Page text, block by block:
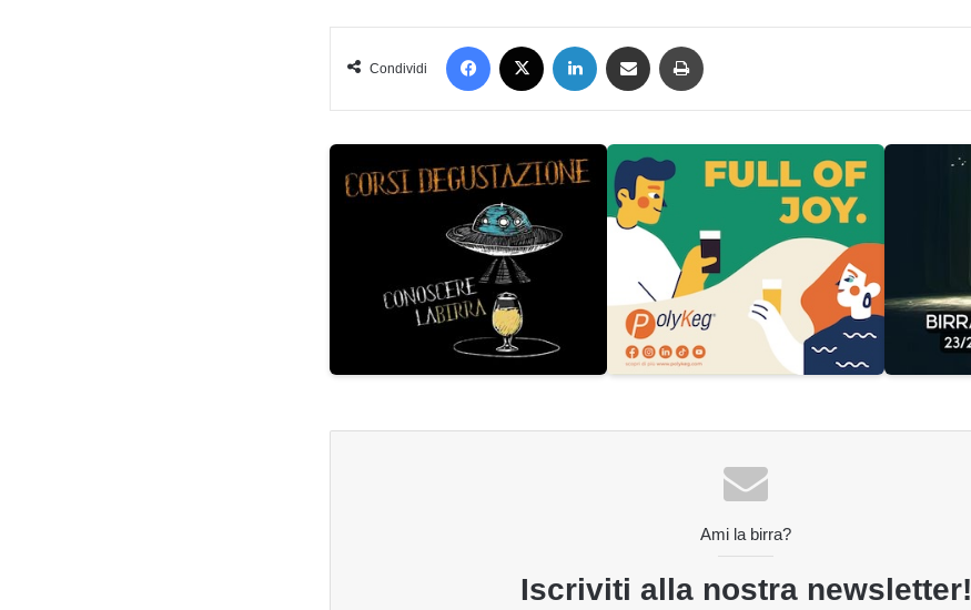
Condividi
Facebook LinkedIn Condividi via mail
Ami la birra?
Iscriviti alla nostra newsletter!